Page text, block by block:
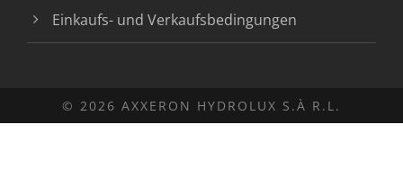
Einkaufs- und Verkaufsbedingungen
© 2026 AXXERON HYDROLUX S.À R.L.